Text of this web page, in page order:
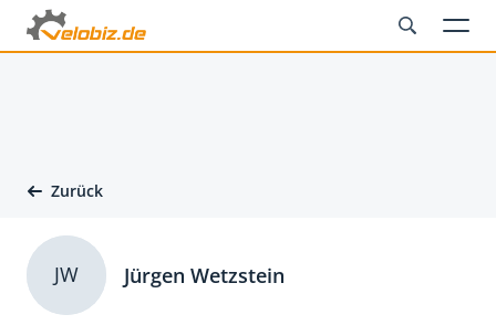
Zurück
JW Jürgen Wetzstein